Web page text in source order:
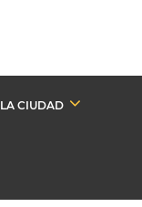
LA CIUDAD